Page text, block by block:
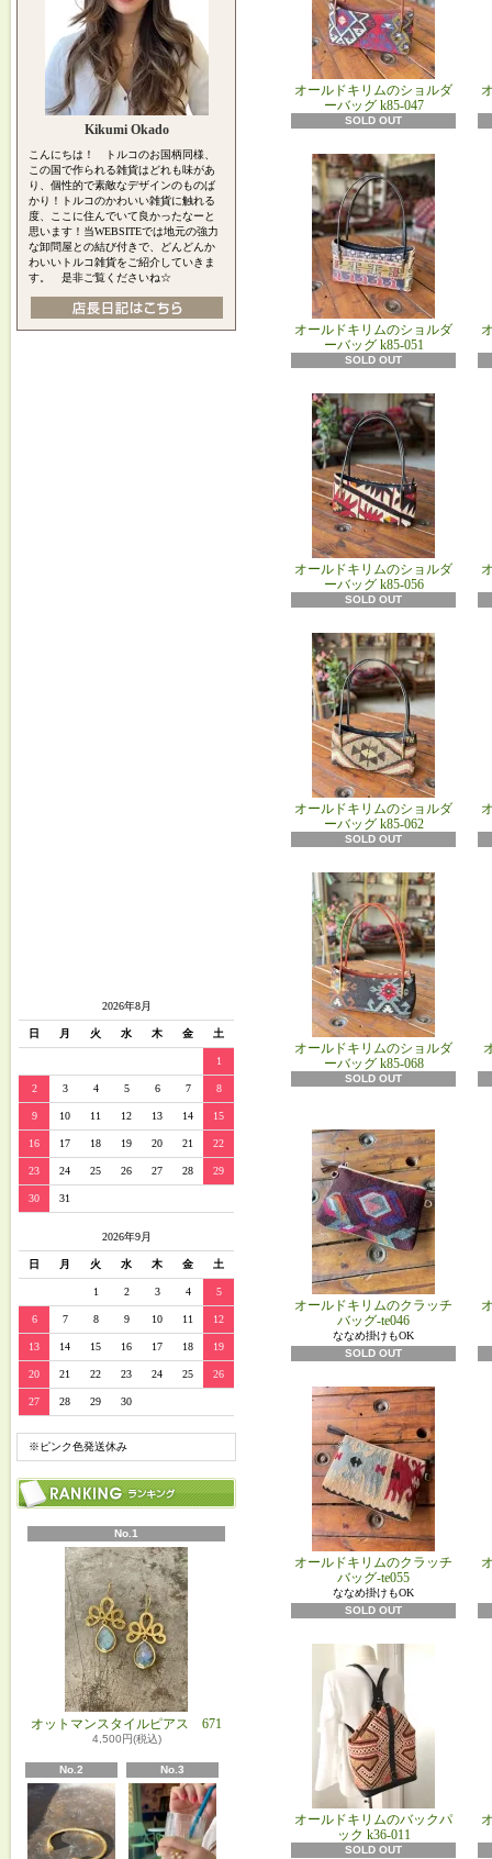
Kikumi Okado
こんにちは！ トルコのお国柄同様、
この国で作られる雑貨はどれも味があ
り、個性的で素敵なデザインのものば
かり！トルコのかわいい雑貨に触れる
度、ここに住んでいて良かったなーと
思います！当WEBSITEでは地元の強力
な卸問屋との結び付きで、どんどんか
わいいトルコ雑貨をご紹介していきま
す。 是非ご覧くださいね☆
2026年8月
日 月 火 水 木 金 土
1
2 3 4 5 6 7 8
9 10 11 12 13 14 15
16 17 18 19 20 21 22
23 24 25 26 27 28 29
30 31
2026年9月
日 月 火 水 木 金 土
1 2 3 4 5
6 7 8 9 10 11 12
13 14 15 16 17 18 19
20 21 22 23 24 25 26
27 28 29 30
※ピンク色発送休み
No.1
オットマンスタイルピアス 671
4,500円(税込)
No.2 No.3
オールドキリムのショルダ
ーバッグ k85‐047
SOLD OUT
オールドキリムのショルダ
ーバッグ k85‐051
SOLD OUT
オールドキリムのショルダ
ーバッグ k85‐056
SOLD OUT
オールドキリムのショルダ
ーバッグ k85‐062
SOLD OUT
オールドキリムのショルダ
ーバッグ k85‐068
SOLD OUT
オールドキリムのクラッチ
バッグ-te046
ななめ掛けもOK
SOLD OUT
オールドキリムのクラッチ
バッグ-te055
ななめ掛けもOK
SOLD OUT
オールドキリムのバックパ
ック k36‐011
SOLD OUT